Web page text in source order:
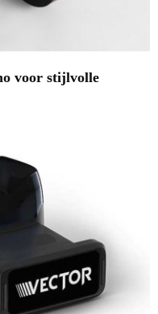
voor stijlvolle